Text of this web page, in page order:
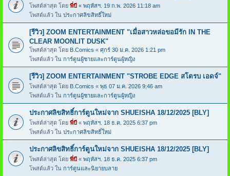
โพสต์ล่าสุด โดย พี่บี « พฤหัสฯ. 19 ก.พ. 2026 11:18 am
โพสต์แล้ว ใน ประกาศลิขสิทธิ์ใหม่
[รีวิว] ZOOM ENTERTAINMENT "เมื่อสาวหล่อขอมีรัก IN THE
CLEAR MOONLIT DUSK"
โพสต์ล่าสุด โดย B.Comics « ศุกร์ 30 ม.ค. 2026 1:21 pm
โพสต์แล้ว ใน การ์ตูนผู้ชายและการ์ตูนผู้หญิง
[รีวิว] ZOOM ENTERTAINMENT "STROBE EDGE สโตรบ เอดจ์"
โพสต์ล่าสุด โดย B.Comics « พุธ 07 ม.ค. 2026 9:46 am
โพสต์แล้ว ใน การ์ตูนผู้ชายและการ์ตูนผู้หญิง
ประกาศลิขสิทธิ์การ์ตูนใหม่จาก SHUEISHA 18/12/2025 [BLY]
โพสต์ล่าสุด โดย พี่บี « พฤหัสฯ. 18 ธ.ค. 2025 6:37 pm
โพสต์แล้ว ใน ประกาศลิขสิทธิ์ใหม่
ประกาศลิขสิทธิ์การ์ตูนใหม่จาก SHUEISHA 18/12/2025 [BLY]
โพสต์ล่าสุด โดย พี่บี « พฤหัสฯ. 18 ธ.ค. 2025 6:37 pm
โพสต์แล้ว ใน การ์ตูนและนิยายบลาย